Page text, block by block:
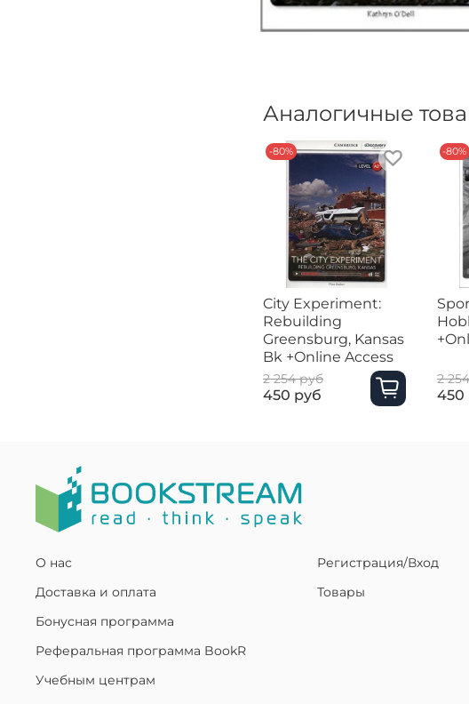
Аналогичные
-80%
City Experiment:
Rebuilding
Greensburg, Kansas
Bk +Online Access
2 254 руб
450 руб
-80%
2
450
О нас
Доставка и оплата
Бонусная программа
Реферальная программа BookR
Учебным центрам
Регистрация/Вход
Товары